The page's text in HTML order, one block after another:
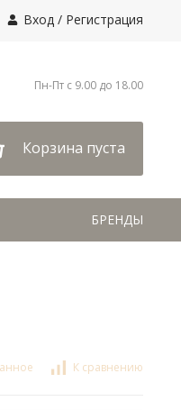
Вход / Регистрация
Пн-Пт с 9.00 до 18.00
Корзина пуста
БРЕНДЫ
К сравнению